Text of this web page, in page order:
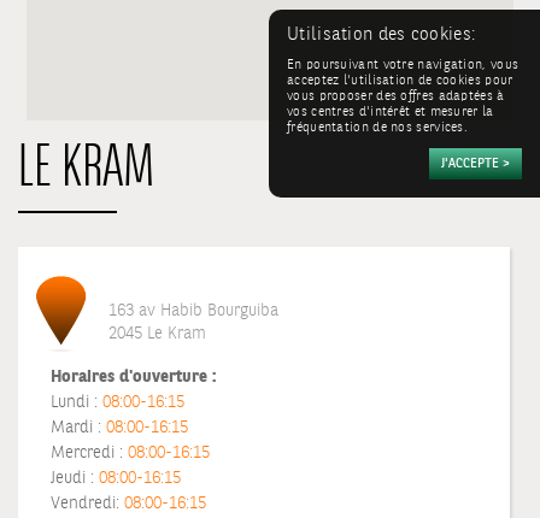
LE KRAM
163 av Habib Bourguiba
2045 Le Kram
Horaires d'ouverture :
Lundi : 08:00-16:15
Mardi : 08:00-16:15
Mercredi : 08:00-16:15
Jeudi : 08:00-16:15
Vendredi: 08:00-16:15
Utilisation des cookies:
En poursuivant votre navigation, vous
acceptez l'utilisation de cookies pour
vous proposer des offres adaptées à
vos centres d'intérêt et mesurer la
fréquentation de nos services.